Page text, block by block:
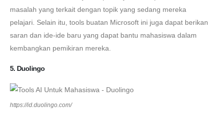
masalah yang terkait dengan topik yang sedang mereka
pelajari. Selain itu, tools buatan Microsoft ini juga dapat berikan
saran dan ide-ide baru yang dapat bantu mahasiswa dalam
kembangkan pemikiran mereka.
5. Duolingo
https://id.duolingo.com/